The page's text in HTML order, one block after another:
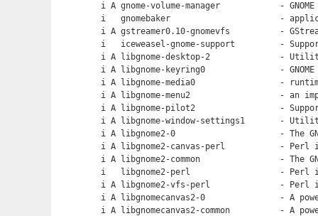
i A gnome-volume-manager            - GNOME
i   gnomebaker                      -
i A gstreamer0.10-gnomevfs          -
i   iceweasel-gnome-support         -
i A libgnome-desktop-2              -
i A libgnome-keyring0               -
i A libgnome-media0                 -
i A libgnome-menu2                  - an
i A libgnome-pilot2                 -
i A libgnome-window-settings1       -
i A libgnome2-0                     - The
i A libgnome2-canvas-perl           - Perl
i A libgnome2-common                - The
i   libgnome2-perl                  - Perl
i A libgnome2-vfs-perl              - Perl
i A libgnomecanvas2-0               - A
i A libgnomecanvas2-common          - A